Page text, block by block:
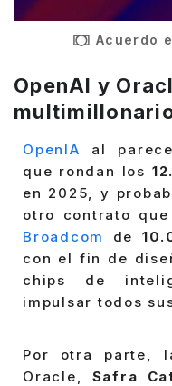
Acuerdo
OpenAI y
OpenIA al
que rondan los
en 2025, y
otro contrato
Broadcom
de
con el fin de
chips de
impulsar todos
Por otra parte,
Oracle, Safra